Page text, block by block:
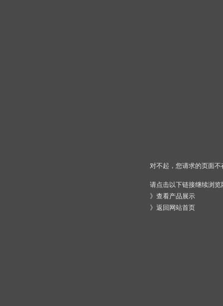
对不起，您请求的页面
请点击以下链接继续浏览
》 查看产品展示
》 返回网站首页